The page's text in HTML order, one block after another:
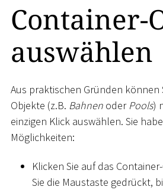
Container-
auswählen
Aus praktischen Gründen können
Objekte (z.B. Bahnen oderPools)
einzigen Klick auswählen. Sie
Möglichkeiten:
Klicken Sie auf das
Sie die Maustaste gedrückt,